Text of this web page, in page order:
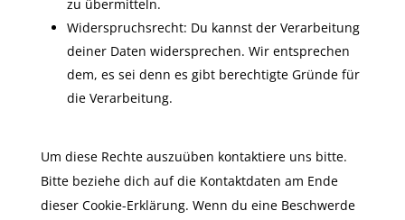
zu übermitteln.
Widerspruchsrecht: Du kannst der Verarbeitung
deiner Daten widersprechen. Wir entsprechen
dem, es sei denn es gibt berechtigte Gründe für
die Verarbeitung.
Um diese Rechte auszuüben kontaktiere uns bitte.
Bitte beziehe dich auf die Kontaktdaten am Ende
dieser Cookie-Erklärung. Wenn du eine Beschwerde